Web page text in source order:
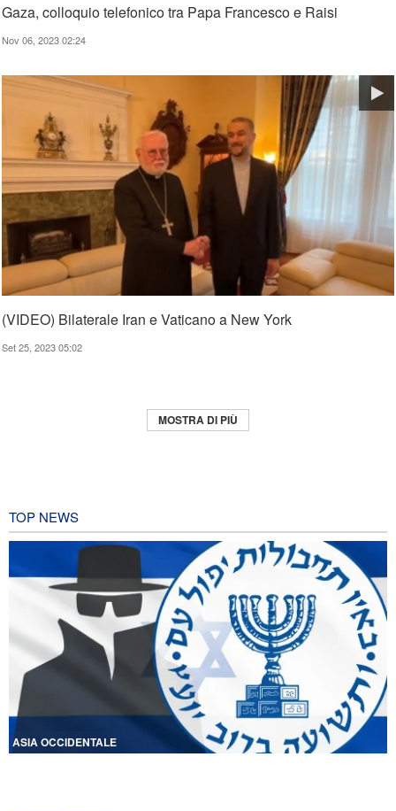
Gaza, colloquio telefonico tra Papa Francesco e Raisi
Nov 06, 2023 02:24
(VIDEO) Bilaterale Iran e Vaticano a New York
Set 25, 2023 05:02
MOSTRA DI PIÙ
TOP NEWS
ASIA OCCIDENTALE